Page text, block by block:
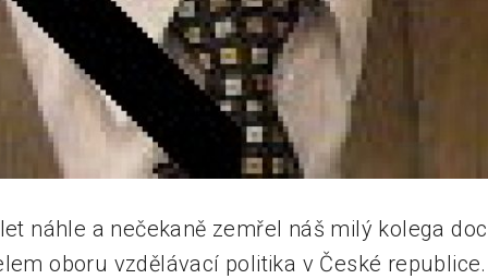
náhle a nečekaně zemřel náš milý kolega
oboru vzdělávací politika v České